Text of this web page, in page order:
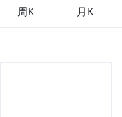
市盈率
-9.23
周K 月K